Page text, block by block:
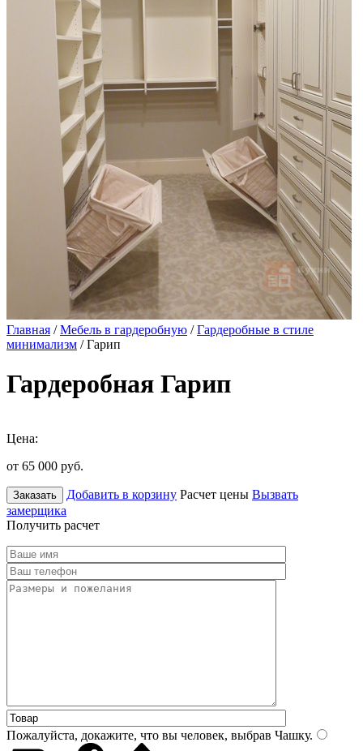
Главная /Мебель в гардеробную /Гардеробные в стиле
минимализм / Гарип
Гардеробная Гарип
Цена:
от 65 000 руб.
Заказать Добавить в корзину Расчет цены Вызвать
замерщика
Получить расчет
Пожалуйста, докажите, что вы человек, выбрав Чашку.